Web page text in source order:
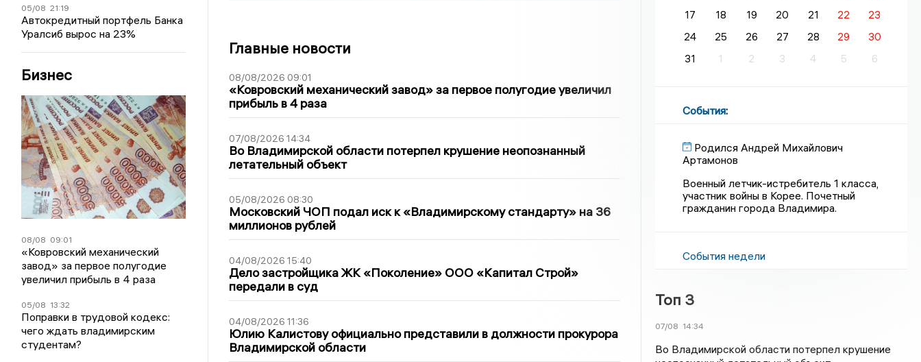
05/08 21:19
Автокредитный портфель Банка
Уралсиб вырос на 23%
Бизнес
08/08 09:01
«Ковровский механический
завод» за первое полугодие
увеличил прибыль в 4 раза
05/08 13:32
Поправки в трудовой кодекс:
чего ждать владимирским
студентам?
Главные новости
08/08/2026 09:01
«Ковровский механический завод» за первое полугодие увеличил
прибыль в 4 раза
07/08/2026 14:34
Во Владимирской области потерпел крушение неопознанный
летательный объект
05/08/2026 08:30
Московский ЧОП подал иск к «Владимирскому стандарту» на 36
миллионов рублей
04/08/2026 15:40
Дело застройщика ЖК «Поколение» ООО «Капитал Строй»
передали в суд
04/08/2026 11:36
Юлию Калистову официально представили в должности прокурора
Владимирской области
17
18 19 20 21 22
23
24
25 26 27 28 29
30
31
1 2 3 4 5 6
События:
Родился Андрей Михайлович
Артамонов
Военный летчик-истребитель 1 класса,
участник войны в Корее. Почетный
гражданин города Владимира.
События недели
Топ 3
07/08 14:34
Во Владимирской области потерпел крушение